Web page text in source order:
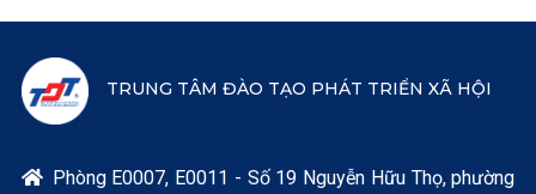
TRUNG TÂM ĐÀO TẠO PHÁT TRIỂN XÃ HỘI
 Phòng E0007, E0011 - Số 19 Nguyễn Hữu Thọ, phường